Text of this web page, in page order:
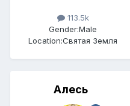
113.5k
Gender:Male
Location:Святая Земля
Алесь